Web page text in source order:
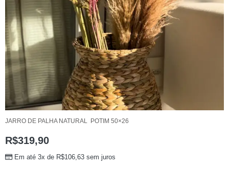
JARRO DE PALHA NATURAL POTIM 50×26
R$319,90
Em até 3x de R$106,63 sem juros